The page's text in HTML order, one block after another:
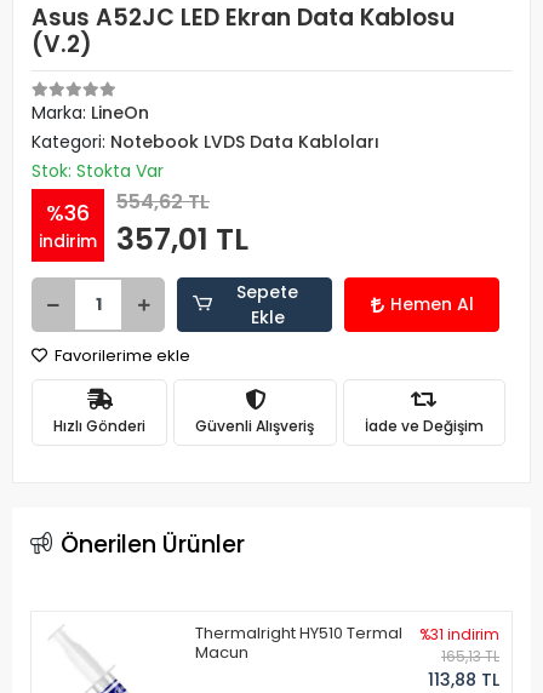
Asus A52JC LED Ekran Data Kablosu
(V.2)
Marka: LineOn
Kategori: Notebook LVDS Data Kabloları
Stok: Stokta Var
%36
indirim
554,62 TL
357,01 TL
Sepete
Ekle
Hemen Al
Favorilerime ekle
Hızlı Gönderi Güvenli Alışveriş İade ve Değişim
Önerilen Ürünler
Thermalright HY510 Termal
Macun
%31 indirim
165,13 TL
113,88 TL